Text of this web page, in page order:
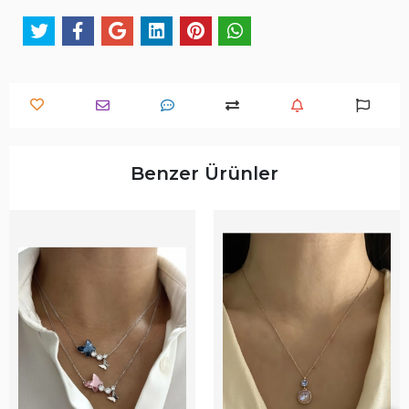
Benzer Ürünler